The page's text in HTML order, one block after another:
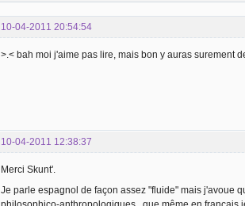
10-04-2011 20:54:54
>.< bah moi j'aime pas lire, mais bon y auras surement
10-04-2011 12:38:37
Merci Skunt'.
Je parle espagnol de façon assez "fluide" mais j'avoue